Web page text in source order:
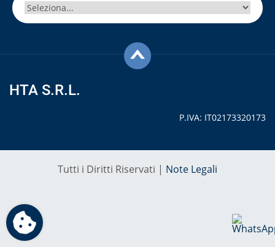
HTA S.R.L.
P.IVA: IT02173320173
Tutti i Diritti Riservati | Note Legali